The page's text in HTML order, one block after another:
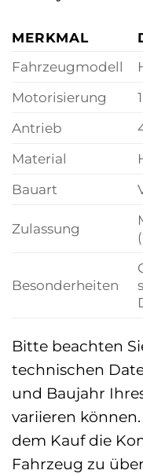
MERKMAL
Fahrzeugmodell
Motorisierung
Antrieb
Material
Bauart
Zulassung
Besonderheiten
Bitte beachten
technischen
und Baujahr
variieren
dem Kauf die
Fahrzeug zu